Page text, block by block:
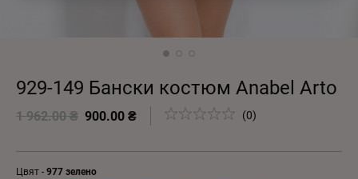
929-149 Бански костюм Anabel Arto
1 962.00 ₴ 900.00 ₴ (0)
Цвят - 977 зелено